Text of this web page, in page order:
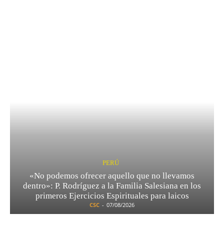
PERÚ
«No podemos ofrecer aquello que no llevamos
dentro»: P. Rodríguez a la Familia Salesiana en los
primeros Ejercicios Espirituales para laicos
CSC - 07/08/2026